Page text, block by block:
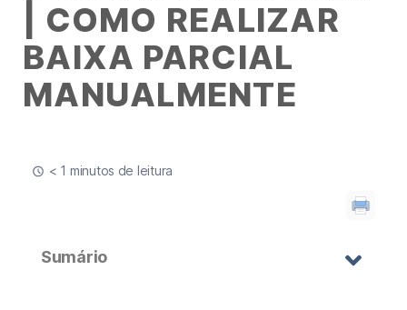
| COMO REALIZAR
BAIXA PARCIAL
MANUALMENTE
< 1 minutos de leitura
Sumário